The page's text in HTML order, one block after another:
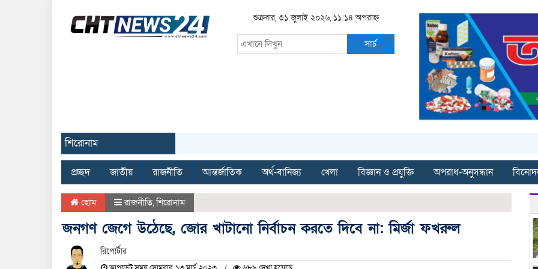
শুক্রবার, ৩১ জুলাই ২০২৬, ১১:১৪ অপরাহ্ন
সার্চ
শিরোনাম
প্রচ্ছদ জাতীয় রাজনীতি আন্তর্জাতিক অর্থ-বানিজ্য খেলা বিজ্ঞান ও প্রযুক্তি অপরাধ-অনুসন্ধান
হোম রাজনীতি,শিরোনাম
জনগণ জেগে উঠেছে, জোর খাটানো নির্বাচন করতে দিবে না: মির্জা ফখরুল
রিপোর্টার